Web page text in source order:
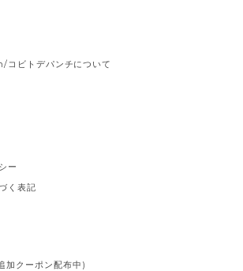
ビトデパンチについて
ー
く表記
加クーポン配布中)